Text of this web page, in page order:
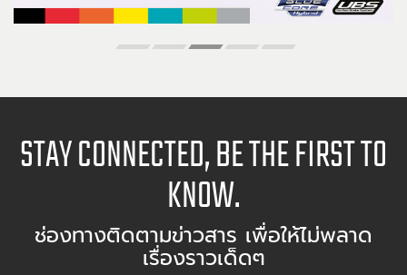
STAY CONNECTED, BE THE FIRST TO
KNOW.
ช่องทางติดตามข่าวสาร เพื่อให้ไม่พลาด
เรื่องราวเด็ดๆ